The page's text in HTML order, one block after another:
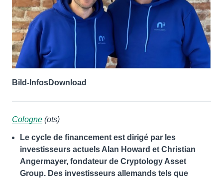
Bild-InfosDownload
Cologne (ots)
Le cycle de financement est dirigé par les
investisseurs actuels Alan Howard et Christian
Angermayer, fondateur de Cryptology Asset
Group. Des investisseurs allemands tels que